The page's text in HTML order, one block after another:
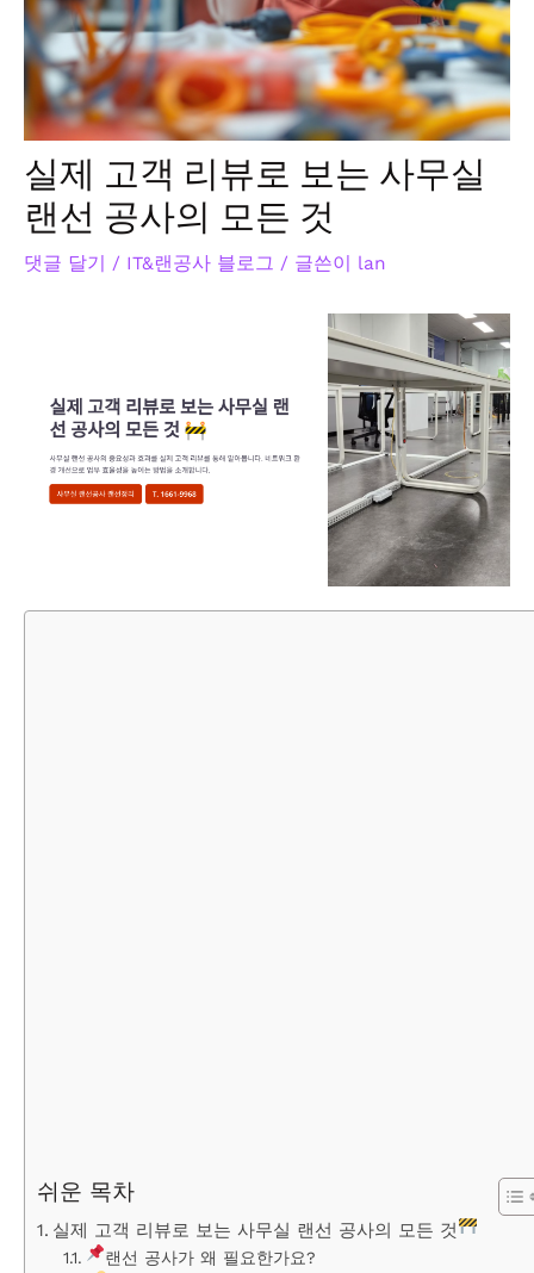
실제 고객 리뷰로 보는 사무실
랜선 공사의 모든 것
댓글 달기 / IT&랜공사 블로그 / 글쓴이 lan
쉬운 목차
실제 고객 리뷰로 보는 사무실 랜선 공사의 모든 것
랜선 공사가 왜 필요한가요?